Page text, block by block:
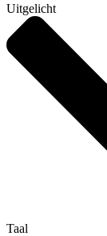
Uitgelicht
Taal